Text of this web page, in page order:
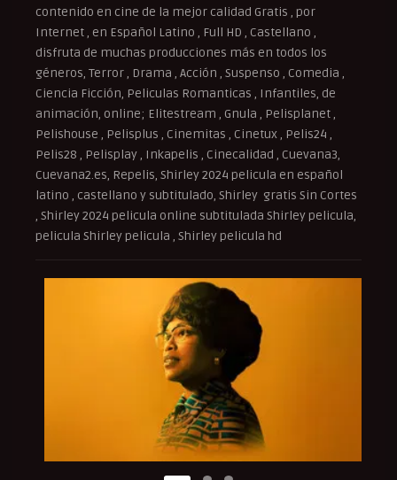
contenido en cine de la mejor calidad Gratis , por
Internet , en Español Latino , Full HD , Castellano ,
disfruta de muchas producciones más en todos los
géneros, Terror , Drama , Acción , Suspenso , Comedia ,
Ciencia Ficción, Peliculas Romanticas , Infantiles, de
animación, online; Elitestream , Gnula , Pelisplanet ,
Pelishouse , Pelisplus , Cinemitas , Cinetux , Pelis24 ,
Pelis28 , Pelisplay , Inkapelis , Cinecalidad , Cuevana3,
Cuevana2.es, Repelis, Shirley 2024 pelicula en español
latino , castellano y subtitulado, Shirley gratis Sin Cortes
, Shirley 2024 pelicula online subtitulada Shirley pelicula,
pelicula Shirley pelicula , Shirley pelicula hd